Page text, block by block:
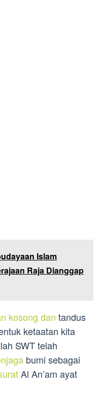
Islam
Raja Dianggap
kosong dan tandus
ketaatan kita
SWT telah
bumi sebagai
Al An’am ayat